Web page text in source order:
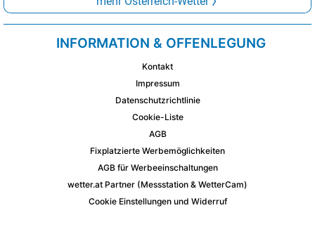
INFORMATION & OFFENLEGUNG
Kontakt
Impressum
Datenschutzrichtlinie
Cookie-Liste
AGB
Fixplatzierte Werbemöglichkeiten
AGB für Werbeeinschaltungen
wetter.at Partner (Messstation & WetterCam)
Cookie Einstellungen und Widerruf